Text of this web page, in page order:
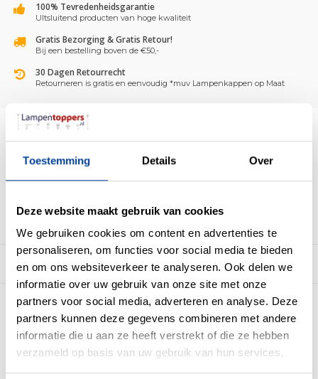
Toestemming Details Over
Deze website maakt gebruik van cookies
We gebruiken cookies om content en advertenties te
personaliseren, om functies voor social media te bieden
en om ons websiteverkeer te analyseren. Ook delen we
informatie over uw gebruik van onze site met onze
partners voor social media, adverteren en analyse. Deze
partners kunnen deze gegevens combineren met andere
informatie die u aan ze heeft verstrekt of die ze hebben
verzameld op basis van uw gebruik van hun services.
100% Tevredenheidsgarantie
UItsluitend producten van hoge kwaliteit
Gratis Bezorging & Gratis Retour!
Bij een bestelling boven de €50,-
30 Dagen Retourrecht
Retourneren is gratis en eenvoudig *muv Lampenkappen op Maat
Beschrijving
Inbouwspot Vierkant Wit Trimless GU10
Incl. Stucrand
Materiaal:
Metaal
Kleur:
Wit